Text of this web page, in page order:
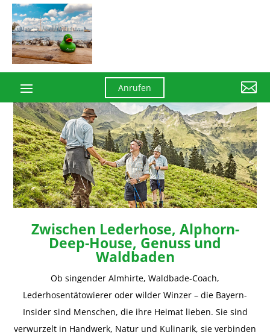
Anrufen 
Zwischen Lederhose, Alphorn-
Deep-House, Genuss und
Waldbaden
Ob singender Almhirte, Waldbade-Coach,
Lederhosentätowierer oder wilder Winzer – die Bayern-
Insider sind Menschen, die ihre Heimat lieben. Sie sind
verwurzelt in Handwerk, Natur und Kulinarik, sie verbinden